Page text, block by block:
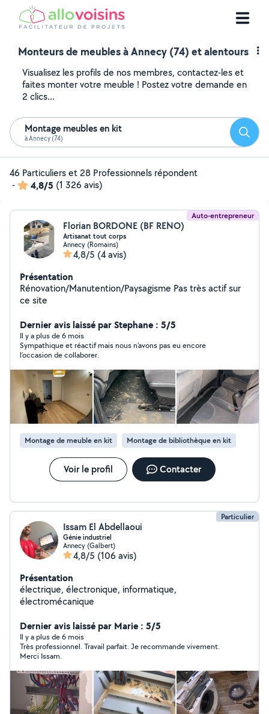
Monteurs de meubles à Annecy (74) et alentours
Visualisez les profils de nos membres, contactez-les et
faites monter votre meuble ! Postez votre demande en
2 clics...
Montage meubles en kit
à Annecy (74)
46 Particuliers et 28 Professionnels répondent
-
4,8/5 (1 326 avis)
Auto-entrepreneur
Florian BORDONE (BF RENO)
Artisanat tout corps
Annecy (Romains)
4,8/5 (4 avis)
Présentation
Rénovation/Manutention/Paysagisme Pas très actif sur
ce site
Dernier avis laissé par Stephane : 5/5
Il y a plus de 6 mois
Sympathique et réactif mais nous n’avons pas eu encore
l’occasion de collaborer.
Montage de meuble en kit Montage de bibliothèque en kit
Voir le profil Contacter
Particulier
Issam El Abdellaoui
Génie industriel
Annecy (Galbert)
4,8/5 (106 avis)
Présentation
électrique, électronique, informatique,
électromécanique
Dernier avis laissé par Marie : 5/5
Il y a plus de 6 mois
Très professionnel. Travail parfait. Je recommande vivement.
Merci Issam.